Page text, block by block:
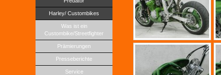
Harley/ Custombikes
Was ist ein
Custombike/Streetfighter
Prämierungen
Presseberichte
Service